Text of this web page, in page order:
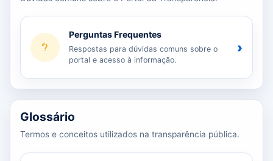
Perguntas Frequentes
Respostas para dúvidas comuns sobre o
portal e acesso à informação.
›
Glossário
Termos e conceitos utilizados na transparência pública.